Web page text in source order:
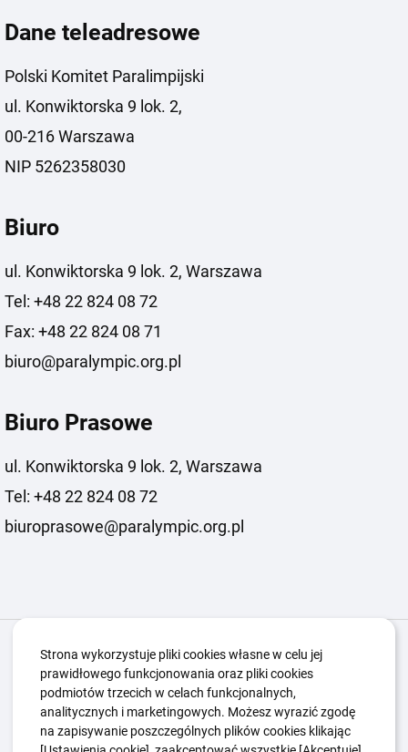
Dane teleadresowe
Polski Komitet Paralimpijski
ul. Konwiktorska 9 lok. 2,
00-216 Warszawa
NIP 5262358030
Biuro
ul. Konwiktorska 9 lok. 2, Warszawa
Tel: +48 22 824 08 72
Fax: +48 22 824 08 71
biuro@paralympic.org.pl
Biuro Prasowe
ul. Konwiktorska 9 lok. 2, Warszawa
Tel: +48 22 824 08 72
biuroprasowe@paralympic.org.pl
Igrzyska Paralimpijskie O nas
Kwalifikacje ZSK
Kluby Aktualności
Edukacja
Guttmanny Kontakt
Strona wykorzystuje pliki cookies własne w celu jej
prawidłowego funkcjonowania oraz pliki cookies
podmiotów trzecich w celach funkcjonalnych,
analitycznych i marketingowych. Możesz wyrazić zgodę
na zapisywanie poszczególnych plików cookies klikając